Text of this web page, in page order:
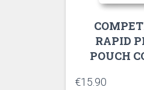
RAPID
POUCH
€15.90